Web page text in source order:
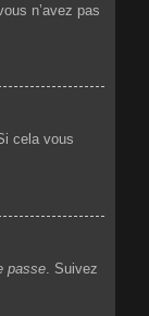
n’avez pas
cela vous
passe . Suivez